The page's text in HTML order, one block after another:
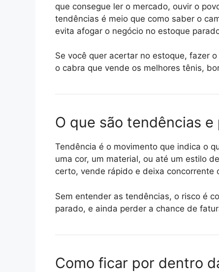
que consegue ler o mercado, ouvir o
tendências é meio que como saber o
evita afogar o negócio no estoque
Se você quer acertar no estoque, fazer
o cabra que vende os melhores tênis,
O que são tendências
Tendência é o movimento que indica o
uma cor, um material, ou até um estilo
certo, vende rápido e deixa concorrente
Sem entender as tendências, o risco é
parado, e ainda perder a chance de
Como ficar por dentro